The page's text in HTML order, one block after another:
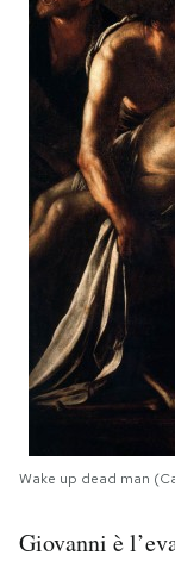
Wake up dead man
Giovanni è